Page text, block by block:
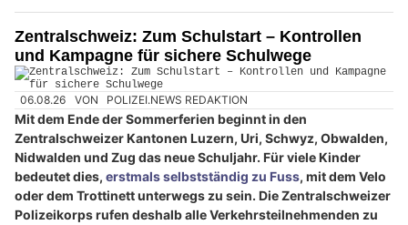
Zentralschweiz: Zum Schulstart – Kontrollen
und Kampagne für sichere Schulwege
06.08.26 VON POLIZEI.NEWS REDAKTION
Mit dem Ende der Sommerferien beginnt in den
Zentralschweizer Kantonen Luzern, Uri, Schwyz, Obwalden,
Nidwalden und Zug das neue Schuljahr. Für viele Kinder
bedeutet dies, erstmals selbstständig zu Fuss, mit dem Velo
oder dem Trottinett unterwegs zu sein. Die Zentralschweizer
Polizeikorps rufen deshalb alle Verkehrsteilnehmenden zu